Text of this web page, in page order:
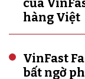
của
hàng Việt
VinFast
bất ngờ